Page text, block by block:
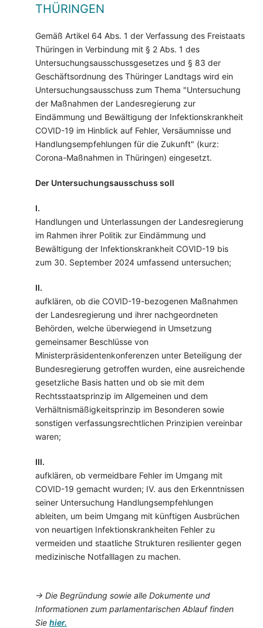
HÜRINGEN
Gemäß Artikel 64 Abs. 1 der Verfassung des Freistaats
Thüringen in Verbindung mit § 2 Abs. 1 des
Untersuchungsausschussgesetzes und § 83 der
Geschäftsordnung des Thüringer Landtags wird ein
Untersuchungsausschuss zum Thema "Untersuchung
der Maßnahmen der Landesregierung zur
Eindämmung und Bewältigung der Infektionskrankheit
COVID-19 im Hinblick auf Fehler, Versäumnisse und
Handlungsempfehlungen für die Zukunft" (kurz:
Corona-Maßnahmen in Thüringen) eingesetzt.
Der Untersuchungsausschuss soll
I.
Handlungen und Unterlassungen der Landesregierung
im Rahmen ihrer Politik zur Eindämmung und
Bewältigung der Infektionskrankheit COVID-19 bis
zum 30. September 2024 umfassend untersuchen;
II.
aufklären, ob die COVID-19-bezogenen Maßnahmen
der Landesregierung und ihrer nachgeordneten
Behörden, welche überwiegend in Umsetzung
gemeinsamer Beschlüsse von
Ministerpräsidentenkonferenzen unter Beteiligung der
Bundesregierung getroffen wurden, eine ausreichende
gesetzliche Basis hatten und ob sie mit dem
Rechtsstaatsprinzip im Allgemeinen und dem
Verhältnismäßigkeitsprinzip im Besonderen sowie
sonstigen verfassungsrechtlichen Prinzipien vereinbar
waren;
III.
aufklären, ob vermeidbare Fehler im Umgang mit
COVID-19 gemacht wurden; IV. aus den Erkenntnissen
seiner Untersuchung Handlungsempfehlungen
ableiten, um beim Umgang mit künftigen Ausbrüchen
von neuartigen Infektionskrankheiten Fehler zu
vermeiden und staatliche Strukturen resilienter gegen
medizinische Notfalllagen zu machen.
→ Die Begründung sowie alle Dokumente und
Informationen zum parlamentarischen Ablauf finden
Sie hier.